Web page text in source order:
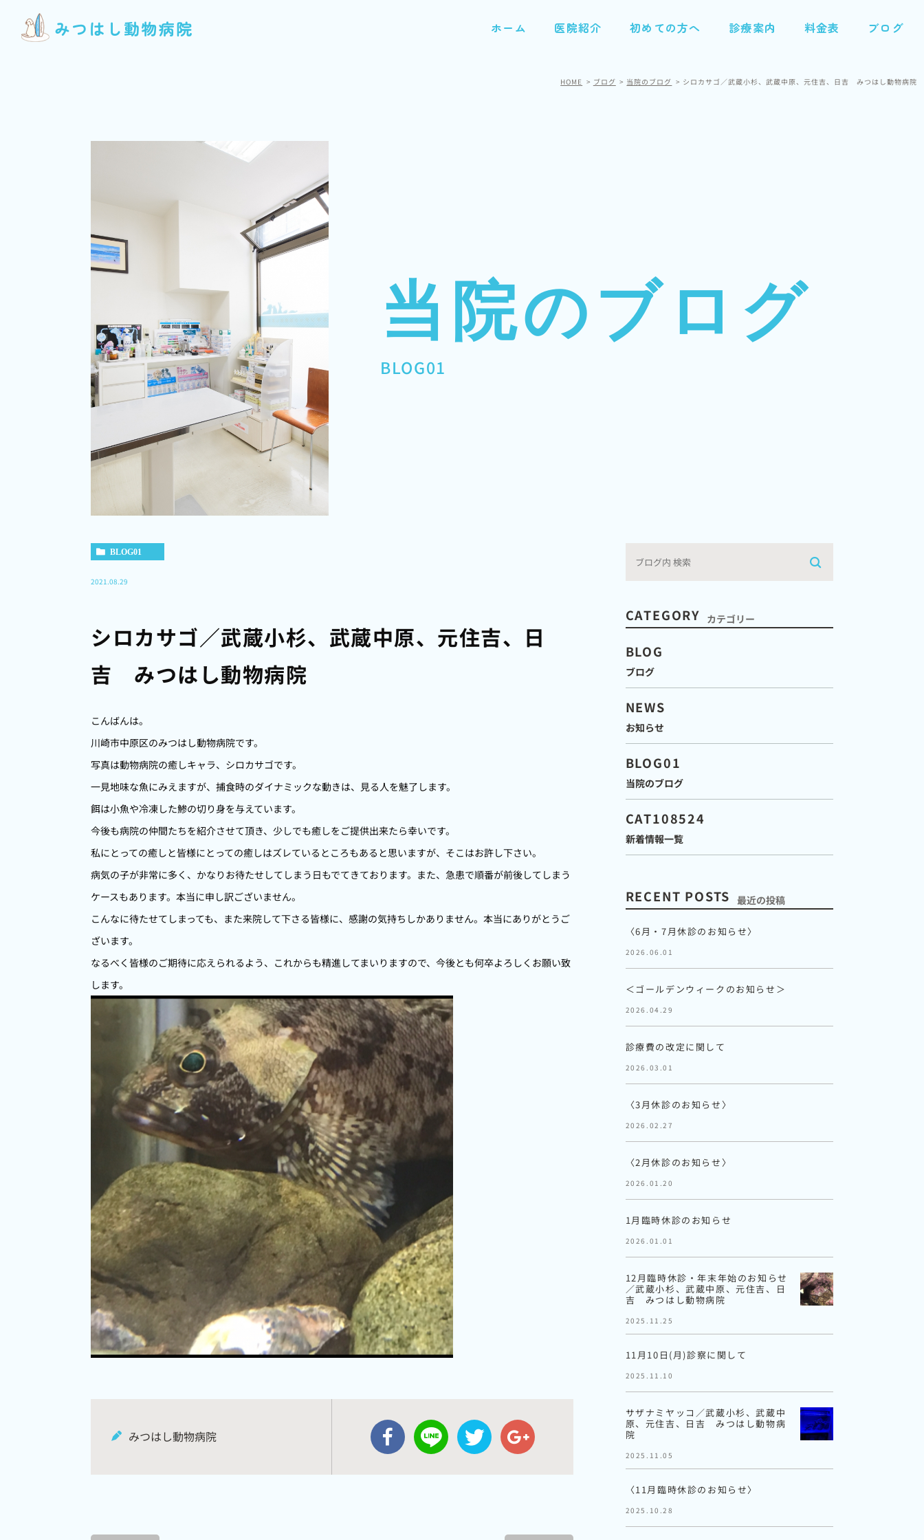
ホーム 医院紹介 初めての方へ 診療案内 料金表 ブログ
HOME ブログ 当院のブログ シロカサゴ／武蔵小杉、武蔵中原、元住吉、日吉 みつはし動物病院
当院のブログ
BLOG01
BLOG01
2021.08.29
シロカサゴ／武蔵小杉、武蔵中原、元住吉、日
吉 みつはし動物病院
こんばんは。
川崎市中原区のみつはし動物病院です。
写真は動物病院の癒しキャラ、シロカサゴです。
一見地味な魚にみえますが、捕食時のダイナミックな動きは、見る人を魅了します。
餌は小魚や冷凍した鯵の切り身を与えています。
今後も病院の仲間たちを紹介させて頂き、少しでも癒しをご提供出来たら幸いです。
私にとっての癒しと皆様にとっての癒しはズレているところもあると思いますが、そこはお許し下さい。
病気の子が非常に多く、かなりお待たせしてしまう日もでてきております。また、急患で順番が前後してしまう
ケースもあります。本当に申し訳ございません。
こんなに待たせてしまっても、また来院して下さる皆様に、感謝の気持ちしかありません。本当にありがとうご
ざいます。
なるべく皆様のご期待に応えられるよう、これからも精進してまいりますので、今後とも何卒よろしくお願い致
します。
みつはし動物病院
CATEGORY カテゴリー
BLOG
ブログ
NEWS
お知らせ
BLOG01
当院のブログ
CAT108524
新着情報一覧
RECENT POSTS 最近の投稿
〈6月・7月休診のお知らせ〉
2026.06.01
＜ゴールデンウィークのお知らせ＞
2026.04.29
診療費の改定に関して
2026.03.01
〈3月休診のお知らせ〉
2026.02.27
〈2月休診のお知らせ〉
2026.01.20
1月臨時休診のお知らせ
2026.01.01
12月臨時休診・年末年始のお知らせ
／武蔵小杉、武蔵中原、元住吉、日
吉 みつはし動物病院
2025.11.25
11月10日(月)診察に関して
2025.11.10
サザナミヤッコ／武蔵小杉、武蔵中
原、元住吉、日吉 みつはし動物病
院
2025.11.05
〈11月臨時休診のお知らせ〉
2025.10.28